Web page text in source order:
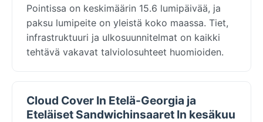
Pointissa on keskimäärin 15.6 lumipäivää, ja
paksu lumipeite on yleistä koko maassa. Tiet,
infrastruktuuri ja ulkosuunnitelmat on kaikki
tehtävä vakavat talviolosuhteet huomioiden.
Cloud Cover In Etelä-Georgia ja
Eteläiset Sandwichinsaaret In kesäkuu